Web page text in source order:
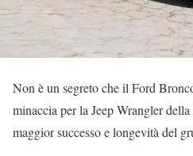
Non è un segreto che il Ford
minaccia per la Jeep Wrangler
maggior successo e longevità del